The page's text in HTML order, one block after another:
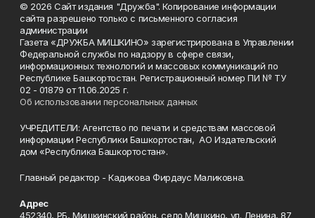
© 2026 Сайт издания "Дружба". Копирование информации
сайта разрешено только с письменного согласия
администрации
Газета «ДРУЖБА МИШКИНО» зарегистрирована в Управлении
Федеральной службы по надзору в сфере связи,
информационных технологий и массовых коммуникаций по
Республике Башкортостан. Регистрационный номер ПИ № ТУ
02 - 01879 от 11.06.2025 г.
Об использовании персональных данных
УЧРЕДИТЕЛИ: Агентство по печати и средствам массовой
информации Республики Башкортостан, АО Издательский
дом «Республика Башкортостан».
Главный редактор - Кадикова Фирдаус Маликовна.
Адрес
452340, РБ, Мишкинский район, село Мишкино, ул. Ленина, 87